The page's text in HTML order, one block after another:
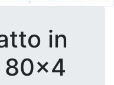
in
80x4